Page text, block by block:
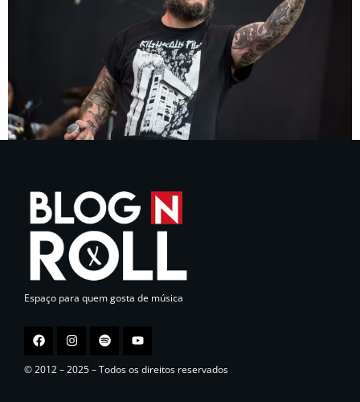
Espaço para quem gosta de música
© 2012 – 2025 – Todos os direitos reservados